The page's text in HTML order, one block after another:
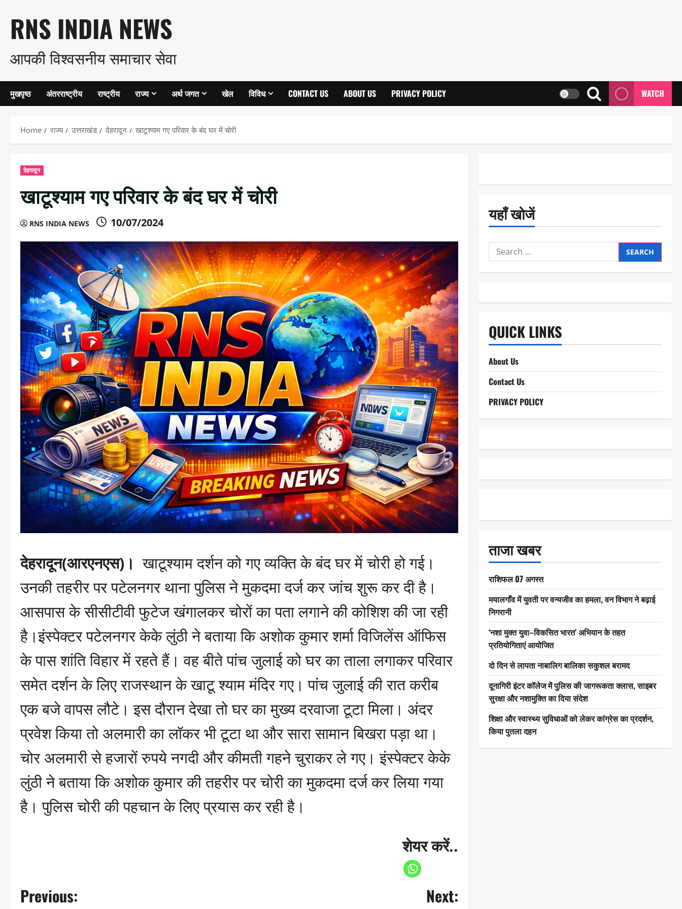
to
content
RNS INDIA NEWS
आपकी विश्वसनीय समाचार सेवा
मुखपृष्ठ अंतरराष्ट्रीय राष्ट्रीय राज्य अर्थ जगत खेल विविध CONTACT US ABOUT US PRIVACY POLICY WATCH
Home राज्य उत्तराखंड देहरादून खाटूश्याम गए परिवार के बंद घर में चोरी
देहरादून
खाटूश्याम गए परिवार के बंद घर में चोरी
RNS INDIA NEWS 10/07/2024
देहरादून(आरएनएस)। खाटूश्याम दर्शन को गए व्यक्ति के बंद घर में चोरी हो गई।
उनकी तहरीर पर पटेलनगर थाना पुलिस ने मुकदमा दर्ज कर जांच शुरू कर दी है।
आसपास के सीसीटीवी फुटेज खंगालकर चोरों का पता लगाने की कोशिश की जा रही
है।इंस्पेक्टर पटेलनगर केके लुंठी ने बताया कि अशोक कुमार शर्मा विजिलेंस ऑफिस
के पास शांति विहार में रहते हैं। वह बीते पांच जुलाई को घर का ताला लगाकर परिवार
समेत दर्शन के लिए राजस्थान के खाटू श्याम मंदिर गए। पांच जुलाई की रात करीब
एक बजे वापस लौटे। इस दौरान देखा तो घर का मुख्य दरवाजा टूटा मिला। अंदर
प्रवेश किया तो अलमारी का लॉकर भी टूटा था और सारा सामान बिखरा पड़ा था।
चोर अलमारी से हजारों रुपये नगदी और कीमती गहने चुराकर ले गए। इंस्पेक्टर केके
लुंठी ने बताया कि अशोक कुमार की तहरीर पर चोरी का मुकदमा दर्ज कर लिया गया
है। पुलिस चोरी की पहचान के लिए प्रयास कर रही है।
शेयर करें..
P
Previous:
Next:
यहाँ खोजें
Search
for:
QUICK LINKS
About Us
Contact Us
PRIVACY POLICY
ताजा खबर
राशिफल 07 अगस्त
मयालगाँव में युवती पर वन्यजीव का हमला, वन विभाग ने बढ़ाई
निगरानी
‘नशा मुक्त युवा–विकसित भारत’ अभियान के तहत
प्रतियोगिताएं आयोजित
दो दिन से लापता नाबालिग बालिका सकुशल बरामद
दूनागिरी इंटर कॉलेज में पुलिस की जागरूकता क्लास, साइबर
सुरक्षा और नशामुक्ति का दिया संदेश
शिक्षा और स्वास्थ्य सुविधाओं को लेकर कांग्रेस का प्रदर्शन,
किया पुतला दहन